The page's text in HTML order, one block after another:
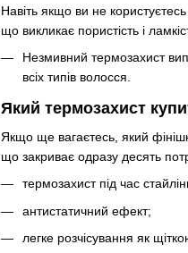
Навіть якщо ви не
що викликає пористість і
Незмивний термозахист
всіх типів волосся.
Який термозахист
Якщо ще вагаєтесь, який
що закриває одразу десять
термозахист під час
антистатичний ефект;
легке розчісування як